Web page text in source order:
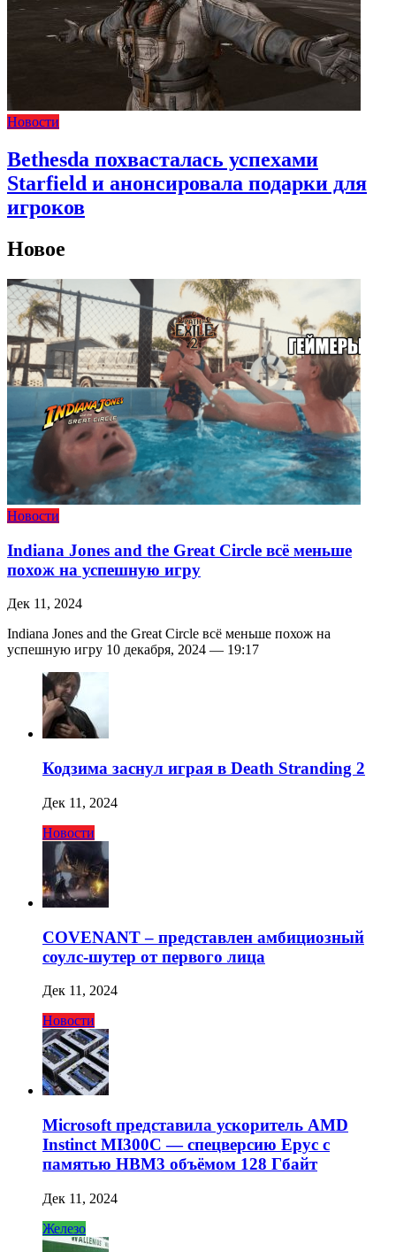
Новости
Bethesda похвасталась успехами
Starfield и анонсировала подарки для
игроков
Новое
Новости
Indiana Jones and the Great Circle всё меньше
похож на успешную игру
Дек 11, 2024
Indiana Jones and the Great Circle всё меньше похож на
успешную игру 10 декабря, 2024 — 19:17
Кодзима заснул играя в Death Stranding 2
Дек 11, 2024
Новости
COVENANT – представлен амбициозный
соулс-шутер от первого лица
Дек 11, 2024
Новости
Microsoft представила ускоритель AMD
Instinct MI300C — спецверсию Epyc с
памятью HBM3 объёмом 128 Гбайт
Дек 11, 2024
Железо